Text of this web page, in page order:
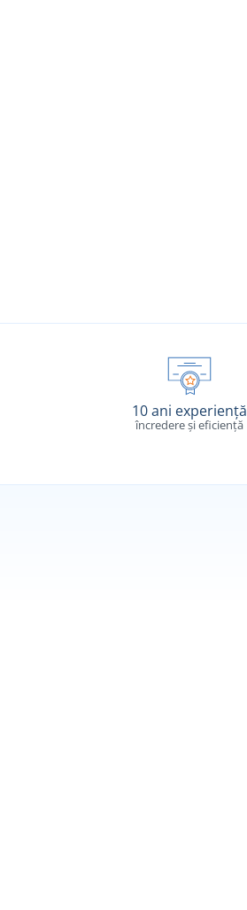
10 ani experiență
încredere și eficiență